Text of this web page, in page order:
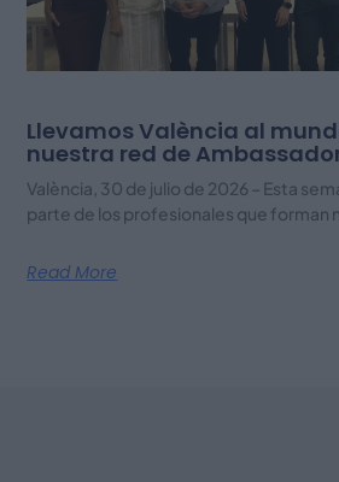
Llevamos València al
nuestra red de
València, 30 de julio de 2026 – Esta
parte de los profesionales que forman
Read More